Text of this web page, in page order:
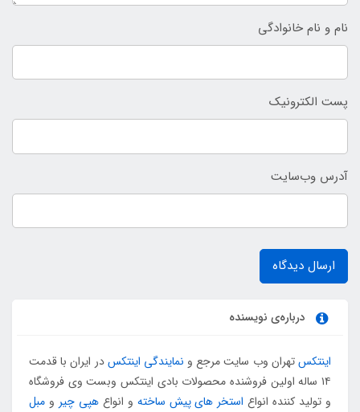
نام و نام خانوادگی
پست الکترونیک
آدرس وب‌سایت
ارسال دیدگاه
درباره‌ی نویسنده
اینتکستهران وب سایت مرجع و نمایندگی اینتکسدر ایران با قدمت
۱۴ ساله اولین فروشنده محصولات بادی اینتکس وبست وی فروشگاه
و تولید کننده انواع استخر های پیش ساخته و انواعهپی چیر و مبل